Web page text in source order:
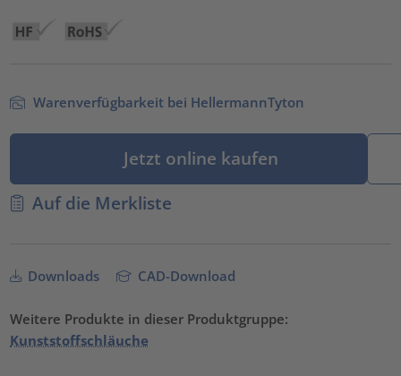
Warenverfügbarkeit bei HellermannTyton
Jetzt online kaufen
Auf die Merkliste
Downloads CAD-Download
Weitere Produkte in dieser Produktgruppe:
Kunststoffschläuche